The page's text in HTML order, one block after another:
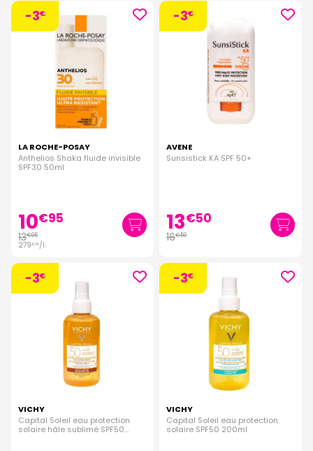
-3€
LA ROCHE-POSAY
Anthelios Shaka fluide invisible
SPF30 50ml
10€95
13€95
279€00/l.
-3€
AVENE
Sunsistick KA SPF 50+
13€50
16€50
-3€
VICHY
Capital Soleil eau protection
solaire hâle sublimé SPF50
-3€
VICHY
Capital Soleil eau protection
solaire SPF50 200ml